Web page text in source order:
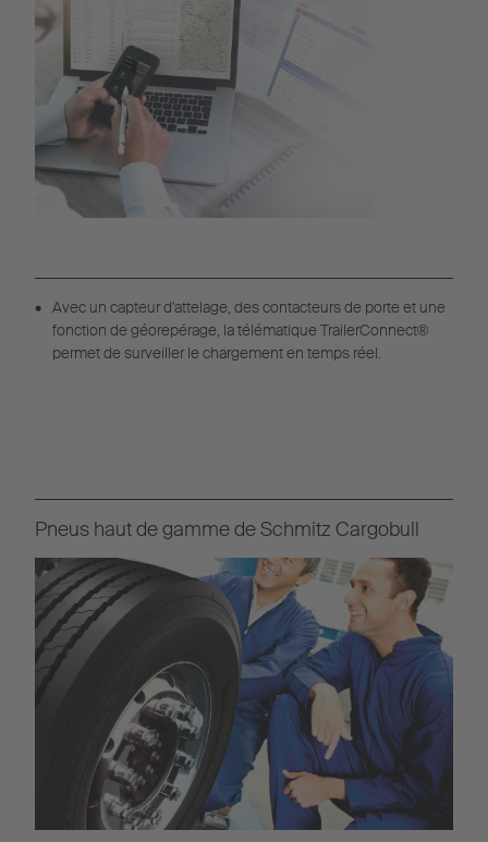
Avec un capteur d'attelage, des contacteurs de porte et une
fonction de géorepérage, la télématique TrailerConnect®
permet de surveiller le chargement en temps réel.
Pneus haut de gamme de Schmitz Cargobull